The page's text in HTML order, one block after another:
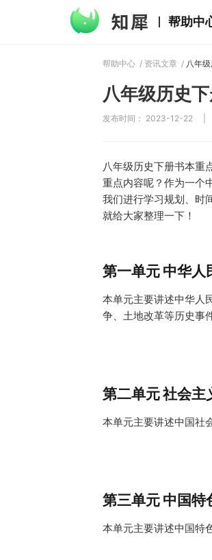
帮助中
帮助中心 / 资讯文章 /
八年级历史
发布时间： 2023-12-22
八年级历史下册书本重
重点内容呢？作为一个
我们进行学习规划、时
就给大家整理一下！
第一单元 中华人
本单元主要讲述中华人
争、土地改革等历史事件
第二单元 社会
本单元主要讲述中国社
第三单元 中国特
本单元主要讲述中国特